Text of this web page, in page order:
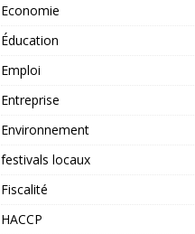
Economie
Éducation
Emploi
Entreprise
Environnement
festivals locaux
Fiscalité
HACCP